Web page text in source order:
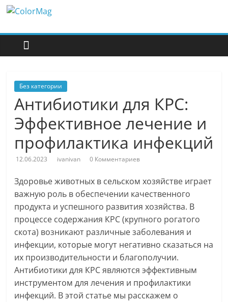
Перейти
содержимому
ColorMag
ColorMag
Demo
Без категории
Антибиотики для КРС:
Эффективное лечение и
профилактика инфекций
12.06.2023 ivanivan 0 Комментариев
Здоровье животных в сельском хозяйстве играет
важную роль в обеспечении качественного
продукта и успешного развития хозяйства. В
процессе содержания КРС (крупного рогатого
скота) возникают различные заболевания и
инфекции, которые могут негативно сказаться на
их производительности и благополучии.
Антибиотики для КРС являются эффективным
инструментом для лечения и профилактики
инфекций. В этой статье мы расскажем о